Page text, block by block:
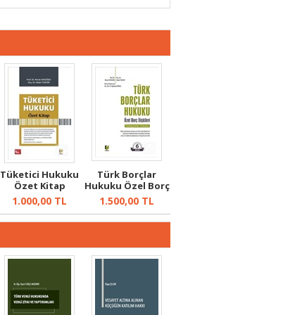
Tüketici Hukuku
Özet Kitap
1.000,00 TL
Türk Borçlar
Hukuku Özel Borç
İlişkileri...
1.500,00 TL